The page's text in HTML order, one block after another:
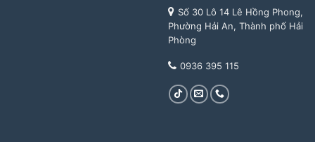
Số 30 Lô 14 Lê Hồng Phong,
Phường Hải An, Thành phố Hải
Phòng
0936 395 115